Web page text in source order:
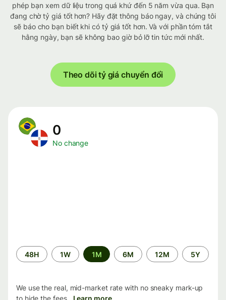
phép bạn xem dữ liệu trong quá khứ đến 5 năm vừa qua. Bạn
đang chờ tỷ giá tốt hơn? Hãy đặt thông báo ngay, và chúng tôi
sẽ báo cho bạn biết khi có tỷ giá tốt hơn. Và với phần tóm tắt
hằng ngày, bạn sẽ không bao giờ bỏ lỡ tin tức mới nhất.
Theo dõi tỷ giá chuyển đổi
0
No change
Time
period
48H 1W 1M 6M 12M 5Y
We use the real, mid-market rate with no sneaky mark-up